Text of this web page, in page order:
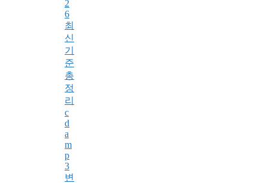
2
6
최
신
기
준
총
정
리
c
d
a
m
p
3
변